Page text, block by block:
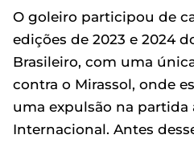
O goleiro participou de
edições de 2023 e 2024
Brasileiro, com uma
contra o Mirassol, onde
uma expulsão na partida
Internacional. Antes